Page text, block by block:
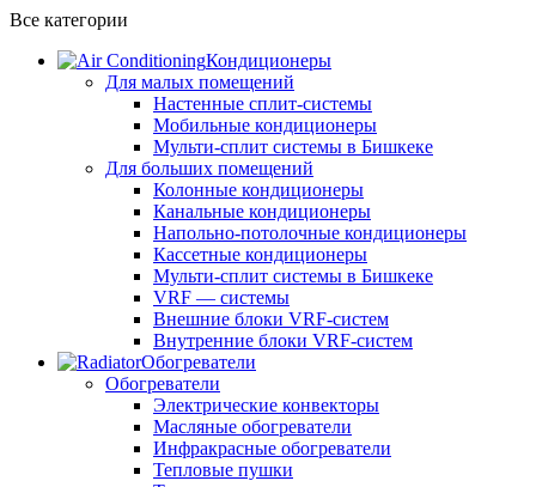
Все категории
Кондиционеры
Для малых помещений
Настенные сплит-системы
Мобильные кондиционеры
Мульти-сплит системы в Бишкеке
Для больших помещений
Колонные кондиционеры
Канальные кондиционеры
Напольно-потолочные кондиционеры
Кассетные кондиционеры
Мульти-сплит системы в Бишкеке
VRF — системы
Внешние блоки VRF-систем
Внутренние блоки VRF-систем
Обогреватели
Обогреватели
Электрические конвекторы
Масляные обогреватели
Инфракрасные обогреватели
Тепловые пушки